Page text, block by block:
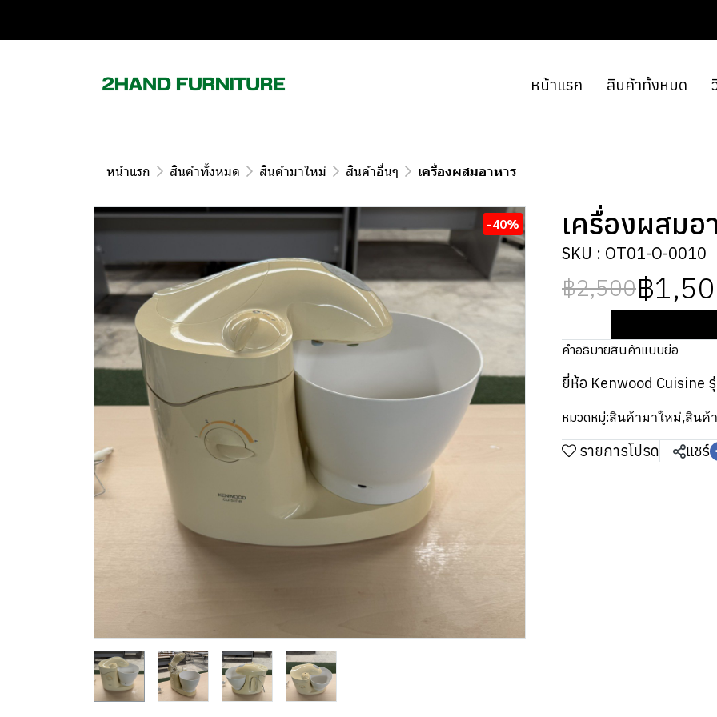
หน้าแรก สินค้าทั้งหมด
หน้าแรก สินค้าทั้งหมด สินค้ามาใหม่ สินค้าอื่นๆ เครื่องผสมอาหาร
-40% เครื่องผสมอ
SKU : OT01-O-0010
฿2,500฿
คำอธิบายสินค้าแบบย่อ
ยี่ห้อ Kenwood Cuisine
หมวดหมู่:สินค้ามาใหม่,สินค้
รายการโปรด แชร์